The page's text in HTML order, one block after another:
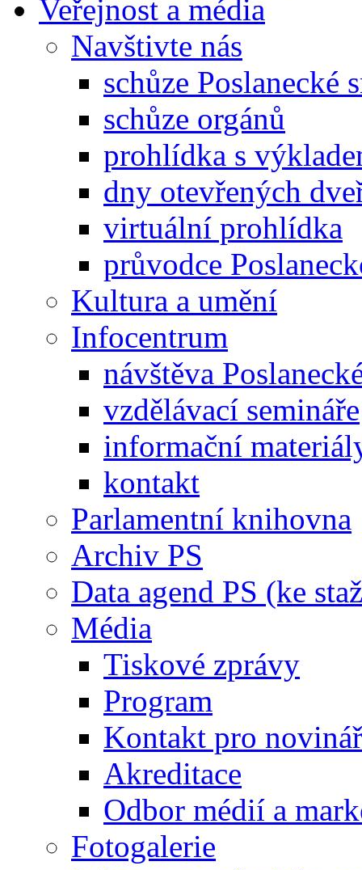
Veřejnost a média
Navštivte nás
schůze Poslanecké
schůze orgánů
prohlídka s
dny otevřených
virtuální prohlídka
průvodce
Kultura a umění
Infocentrum
návštěva
vzdělávací semináře
informační
kontakt
Parlamentní knihovna
Archiv PS
Data agend PS (ke
Média
Tiskové zprávy
Program
Kontakt pro
Akreditace
Odbor médií a
Fotogalerie